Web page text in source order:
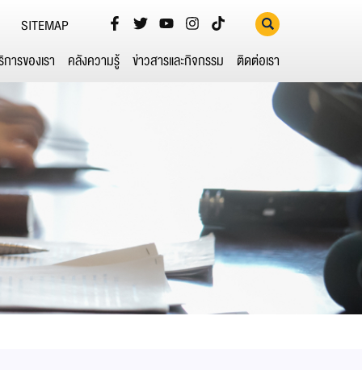
SITEMAP
ารของเรา คลังความรู้ ข่าวสารและกิจกรรม ติดต่อเรา